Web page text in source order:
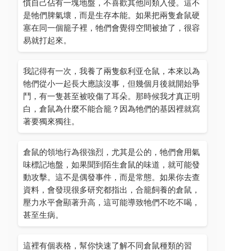
慣自己佔有一塊地盤，不喜歡其他同類入侵。這不
是牠們脾氣壞，而是生存本能。如果把兩隻倉鼠硬
塞在同一個籠子裡，牠們會覺得空間被搶了，很容
易就打起來。
我記得有一次，我養了兩隻叙利亚仓鼠，本來以為
牠們從小一起長大應該沒事，但幾個月後就開始爭
鬥，有一隻甚至被咬傷了耳朵。那時候我才真正明
白，倉鼠為什麼不能合籠？因為牠們的基因裡就寫
著要獨來獨往。
倉鼠的領地行為很強烈，尤其是公的，牠們會用氣
味標記地盤，如果聞到陌生倉鼠的味道，就可能發
動攻擊。這不是偶發事件，而是常態。如果你去查
資料，會發現很多研究都指出，合籠飼養的倉鼠，
壓力水平會顯著升高，這可能導致牠們不吃不喝，
甚至生病。
這裡有個表格，幫你快速了解不同倉鼠種類的習